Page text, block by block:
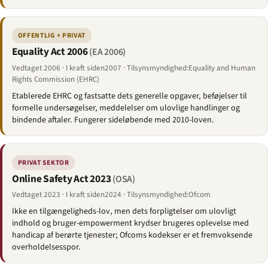
OFFENTLIG + PRIVAT
Equality Act 2006(EA 2006)
Vedtaget 2006 · I kraft siden2007 · Tilsynsmyndighed:Equality and Human
Rights Commission (EHRC)
Etablerede EHRC og fastsatte dets generelle opgaver, beføjelser til
formelle undersøgelser, meddelelser om ulovlige handlinger og
bindende aftaler. Fungerer sideløbende med 2010-loven.
PRIVAT SEKTOR
Online Safety Act 2023(OSA)
Vedtaget 2023 · I kraft siden2024 · Tilsynsmyndighed:Ofcom
Ikke en tilgængeligheds-lov, men dets forpligtelser om ulovligt
indhold og bruger-empowerment krydser brugeres oplevelse med
handicap af berørte tjenester; Ofcoms kodekser er et fremvoksende
overholdelsesspor.